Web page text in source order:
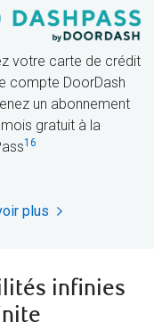
votre carte de crédit
compte DoorDash
un abonnement
gratuit à la
16
plus
infinies